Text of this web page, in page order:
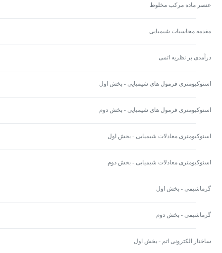
عنصر ماده مرکب مخلوط
مقدمه محاسبات شیمیایی
درآمدی بر نظریه اتمی
استوکیومتری فرمول های شیمیایی - بخش اول
استوکیومتری فرمول های شیمیایی - بخش دوم
استوکیومتری معادلات شیمیایی - بخش اول
استوکیومتری معادلات شیمیایی - بخش دوم
گرماشیمی - بخش اول
گرماشیمی - بخش دوم
ساختار الکترونی اتم - بخش اول